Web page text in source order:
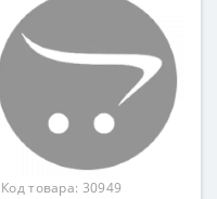
Код товара: 30949